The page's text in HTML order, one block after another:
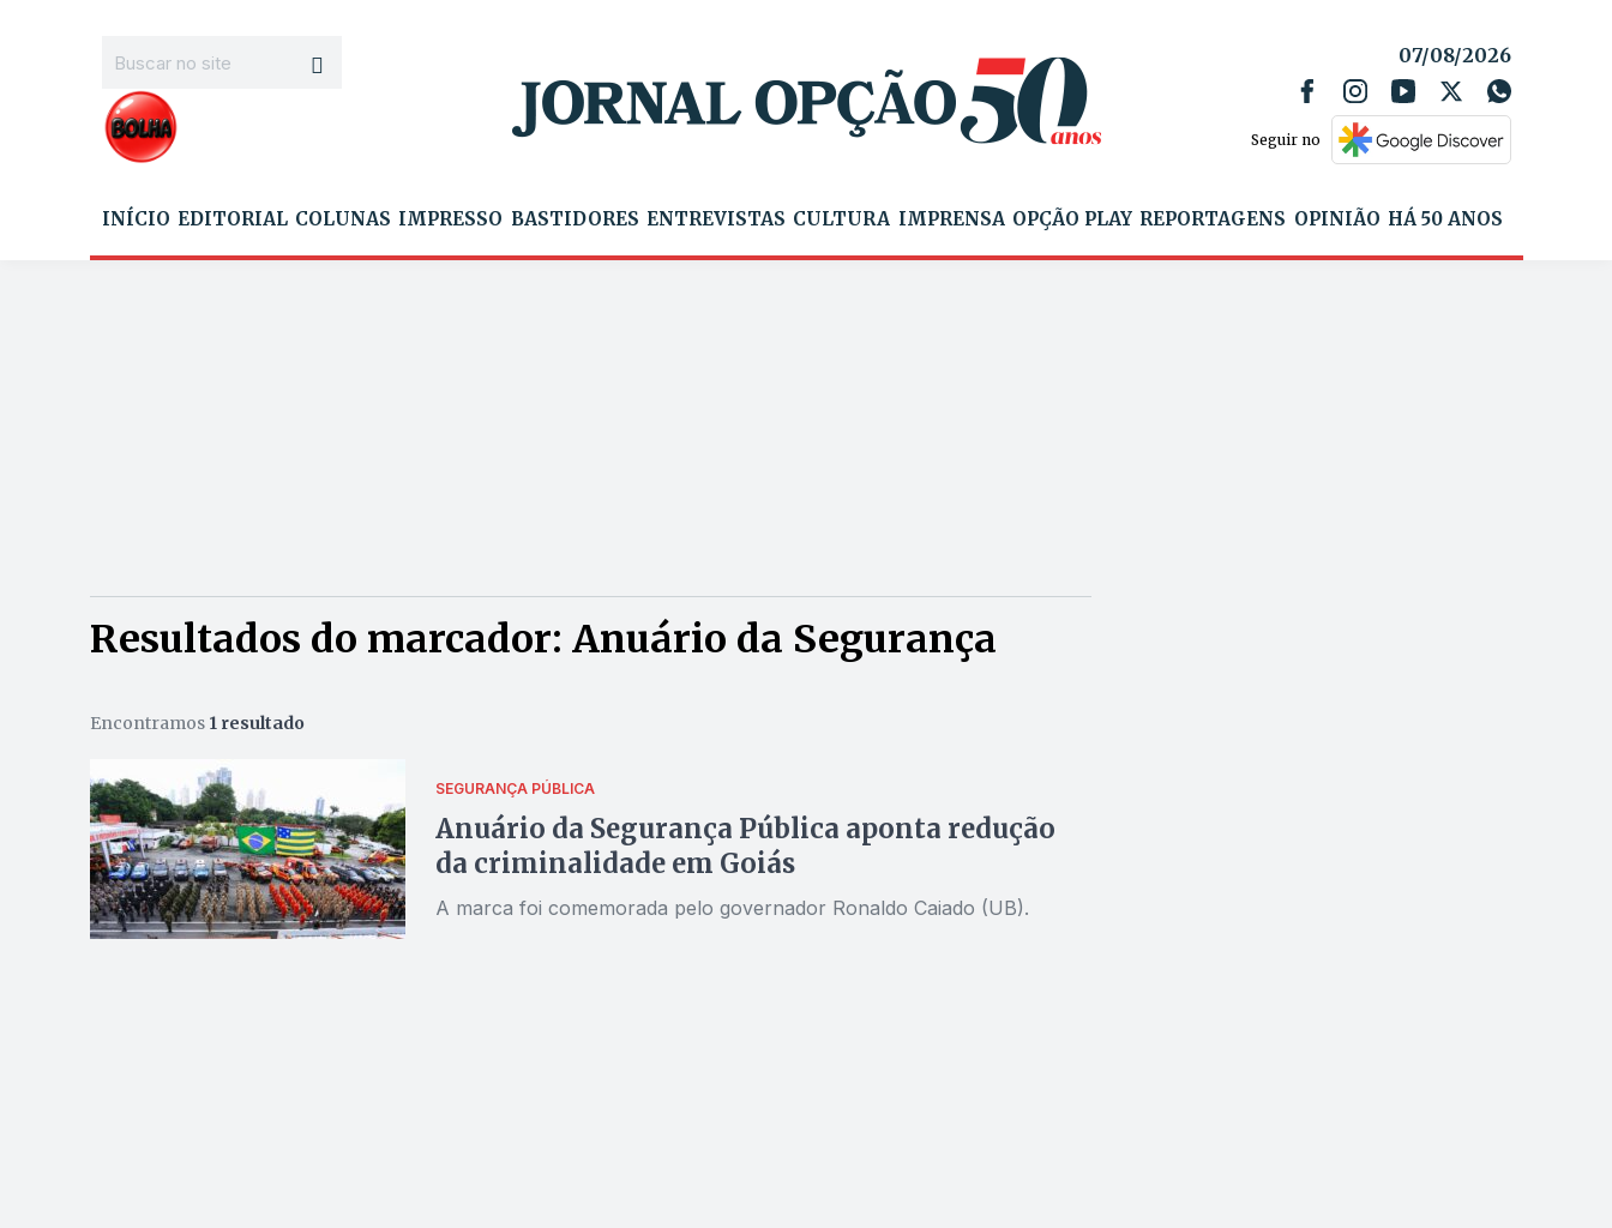
07/08/2026
Seguir no
INÍCIO EDITORIAL COLUNAS IMPRESSO BASTIDORES ENTREVISTAS CULTURA IMPRENSA OPÇÃO PLAY REPORTAGENS OPINIÃO HÁ 50 ANOS
Resultados do marcador: Anuário da Segurança
Encontramos 1 resultado
SEGURANÇA PÚBLICA
Anuário da Segurança Pública aponta redução
da criminalidade em Goiás
A marca foi comemorada pelo governador Ronaldo Caiado (UB).